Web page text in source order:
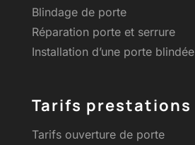
Blindage de porte
Réparation porte et serrure
Installation d’une porte blindée
Tarifs prestations
Tarifs ouverture de porte